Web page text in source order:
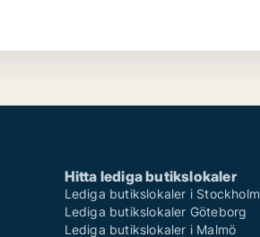
Hitta lediga butikslokaler
Lediga butikslokaler i Stockholm
Lediga butikslokaler Göteborg
Lediga butikslokaler i Malmö